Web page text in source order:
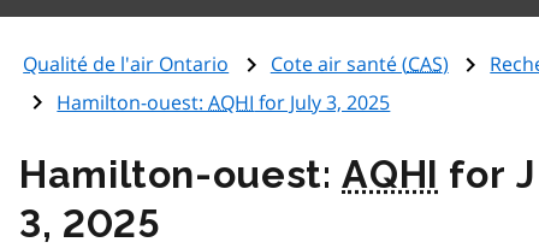
Qualité de l'air Ontario Cote air santé (CAS)
Hamilton-ouest:AQHI for July 3, 2025
Hamilton-ouest:AQHI for
3, 2025